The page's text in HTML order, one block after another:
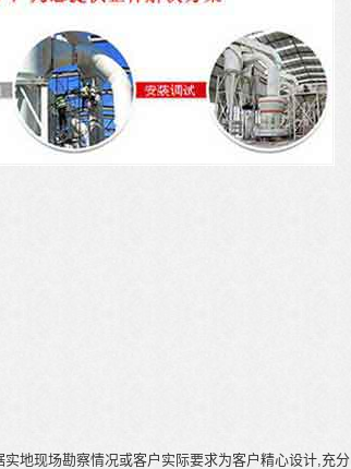
地现场勘察情况或客户实际要求为客户精心设计,充分